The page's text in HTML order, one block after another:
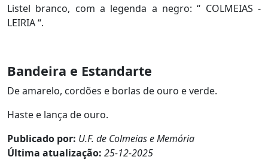
Listel branco, com a legenda a negro: “ COLMEIAS -
LEIRIA “.
Bandeira e Estandarte
De amarelo, cordões e borlas de ouro e verde.
Haste e lança de ouro.
Publicado por: U.F. de Colmeias e Memória
Última atualização: 25-12-2025